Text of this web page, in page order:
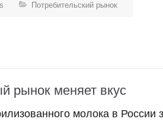
Потребительский рынок
рынок меняет вкус
молока в России